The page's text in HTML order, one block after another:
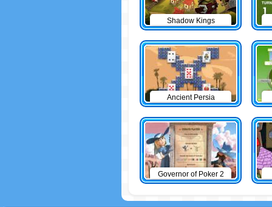
Shadow Kings
Ancient Persia
Solitaire
Governor of Poker 2